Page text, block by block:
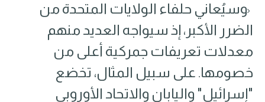
وسيُعاني حلفاء الولايات المتحدة من
الضرر الأكبر، إذ سيواجه العديد منهم
معدلات تعريفات جمركية أعلى من
خصومها. على سبيل المثال، تخضع
"إسرائيل" واليابان والاتحاد الأوروبي